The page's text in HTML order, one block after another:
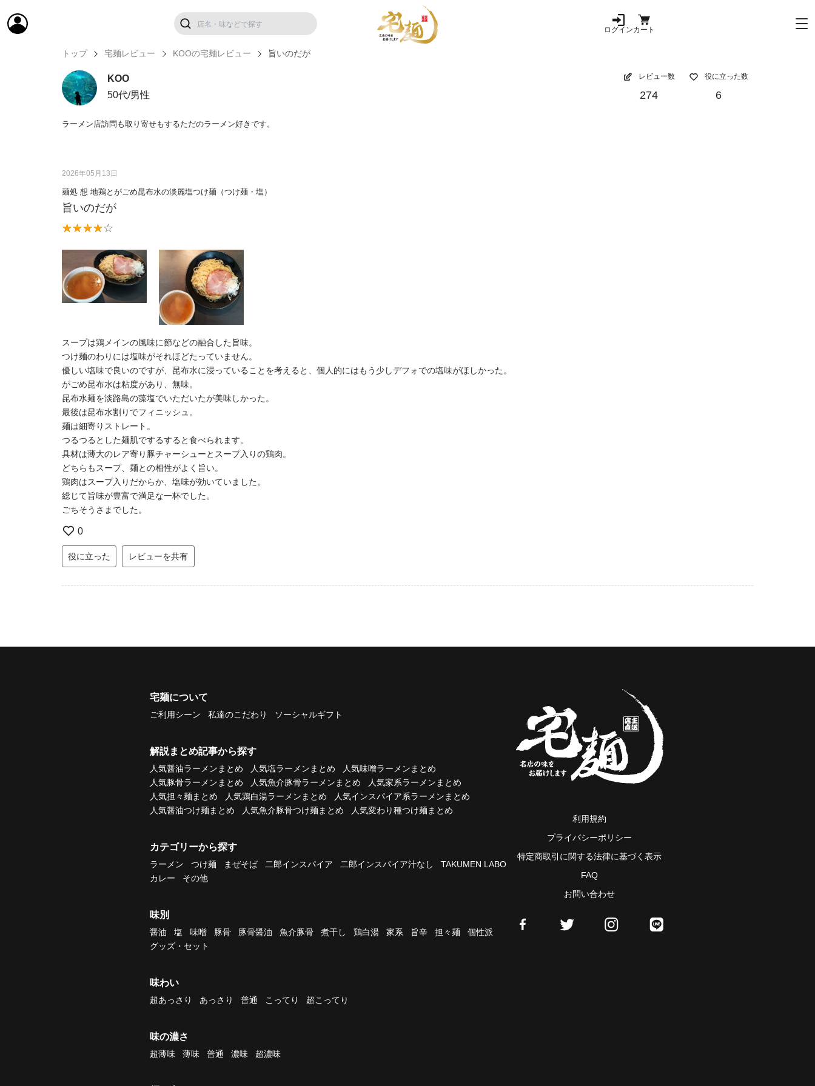
ログインカート
トップ 宅麺レビュー KOOの宅麺レビュー 旨いのだが
KOO
50代/男性
ラーメン店訪問も取り寄せもするただのラーメン好きです。
レビュー数
274
役に立った数
6
2026年05月13日
麺処 想 地鶏とがごめ昆布水の淡麗塩つけ麺（つけ麺・塩）
旨いのだが
スープは鶏メインの風味に節などの融合した旨味。
つけ麺のわりには塩味がそれほどたっていません。
優しい塩味で良いのですが、昆布水に浸っていることを考えると、個人的にはもう少しデフォでの塩味がほしかった。
がごめ昆布水は粘度があり、無味。
昆布水麺を淡路島の藻塩でいただいたが美味しかった。
最後は昆布水割りでフィニッシュ。
麺は細寄りストレート。
つるつるとした麺肌でするすると食べられます。
具材は薄大のレア寄り豚チャーシューとスープ入りの鶏肉。
どちらもスープ、麺との相性がよく旨い。
鶏肉はスープ入りだからか、塩味が効いていました。
総じて旨味が豊富で満足な一杯でした。
ごちそうさまでした。
0
役に立った レビューを共有
宅麺について
ご利用シーン 私達のこだわり ソーシャルギフト
解説まとめ記事から探す
人気醤油ラーメンまとめ 人気塩ラーメンまとめ
人気味噌ラーメンまとめ
人気豚骨ラーメンまとめ
人気魚介豚骨ラーメンまとめ
人気家系ラーメンまとめ
人気担々麺まとめ
人気鶏白湯ラーメンまとめ
人気インスパイア系ラーメンまとめ
人気醤油つけ麺まとめ
人気魚介豚骨つけ麺まとめ 人気変わり種つけ麺まとめ
カテゴリーから探す
ラーメン つけ麺 まぜそば 二郎インスパイア 二郎インスパイア汁なし
TAKUMEN LABO
カレー
その他
味別
醤油 塩 味噌 豚骨 豚骨醤油 魚介豚骨 煮干し 鶏白湯 家系 旨辛 担々麺
個性派
グッズ・セット
味わい
超あっさり あっさり 普通 こってり 超こってり
味の濃さ
超薄味 薄味 普通 濃味 超濃味
利用規約
プライバシーポリシー
特定商取引に関する法律に基づく表示
FAQ
お問い合わせ